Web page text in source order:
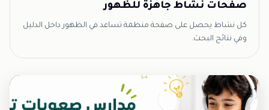
صفحات نشاط جاهزة للظهور
كل نشاط يحصل على صفحة منظمة تساعد في الظهور داخل الدليل
وفي نتائج البحث.